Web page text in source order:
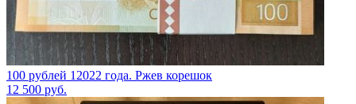
100 рублей 12022 года. Ржев корешок
12 500 руб.